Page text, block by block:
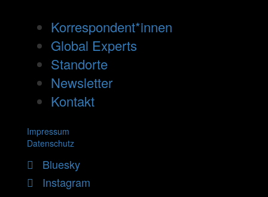
Korrespondent*innen
Global Experts
Standorte
Newsletter
Kontakt
Impressum
Datenschutz
Bluesky
Instagram